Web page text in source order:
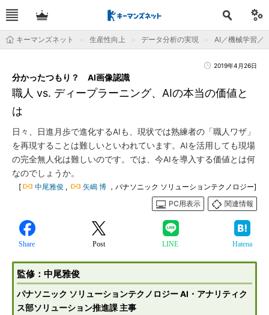
キーマンズネット 生産性向上 データ分析の実現 AI／機械学習／
2019年4月26日
職人 vs. ディープラーニング、AIの本当の価値と
は
分かったつもり？ AI画像認識
日々、日進月歩で進化するAIも、現状では熟練者の「職人ワザ」
を再現することは難しいといわれています。AIを活用しても現場
の完全無人化は難しいのです。では、今AIを導入する価値とは何
なのでしょうか。
[ 中尾雅俊 , 矢嶋 博 ，パナソニック ソリューションテクノロジー]
PC用表示
関連情報
Share Post LINE Hatena
監修：中尾雅俊
パナソニック ソリューションテクノロジー AI・アナリティク
ス部ソリューション推進課 主事